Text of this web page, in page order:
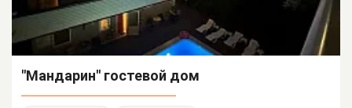
"Мандарин" гостевой дом